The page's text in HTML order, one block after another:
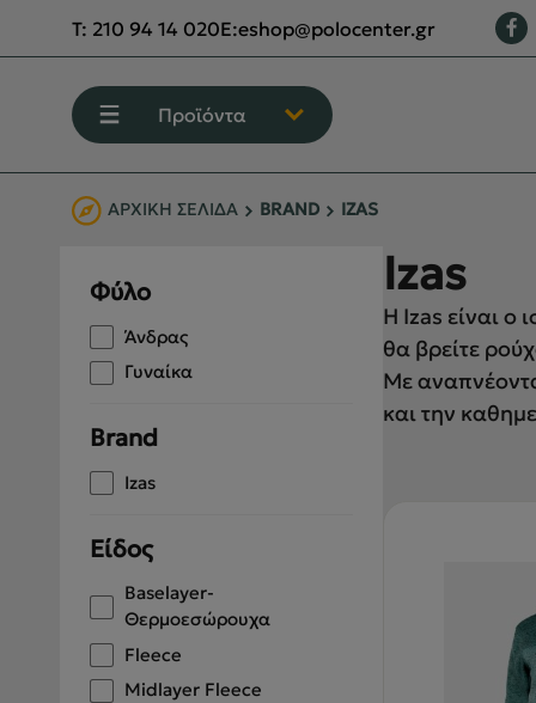
T: 210 94 14 020E:eshop@polocenter.gr
Προϊόντα
ΥΠΟΔΗΣΗ
ΟΡΕΙΒΑΣΙΑ - ΧΕΙΜΕΡΙΝΟ ΒΟΥΝΟ
ΠΕΖΟΠΟΡΙΑ
ΣΑΚΙΔΙΑ - ΤΣΑΝΤΕΣ
ΤΑΞΙΔΙ - ΠΟΛΗ
BACK2SCHOOL
ΑΡΧΙΚΉ ΣΕΛΊΔΑ BRAND IZAS
Φύλο
Άνδρας
Γυναίκα
Brand
Izas
Είδος
Baselayer-
Θερμοεσώρουχα
Fleece
Midlayer Fleece
Izas
Η Izas είναι ο
θα βρείτε
Με
και την